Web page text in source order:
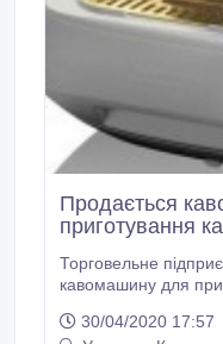
Продається
приготування
Торговельне
кавомашину для
режим. Час
30/04/2020 17:57